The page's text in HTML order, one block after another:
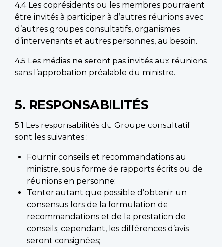
4.4 Les coprésidents ou les membres pourraient
être invités à participer à d’autres réunions avec
d’autres groupes consultatifs, organismes
d’intervenants et autres personnes, au besoin.
4.5 Les médias ne seront pas invités aux réunions
sans l’approbation préalable du ministre.
5. RESPONSABILITÉS
5.1 Les responsabilités du Groupe consultatif
sont les suivantes :
Fournir conseils et recommandations au
ministre, sous forme de rapports écrits ou de
réunions en personne;
Tenter autant que possible d’obtenir un
consensus lors de la formulation de
recommandations et de la prestation de
conseils; cependant, les différences d’avis
seront consignées;